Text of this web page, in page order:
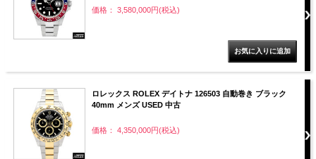
価格： 3,580,000円(税込)
ロレックス ROLEX デイトナ 126503 自動巻き ブラック
40mm メンズ USED 中古
価格： 4,350,000円(税込)